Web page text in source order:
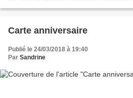
Carte anniversaire
Publié le 24/03/2018 à 19:40
Par Sandrine